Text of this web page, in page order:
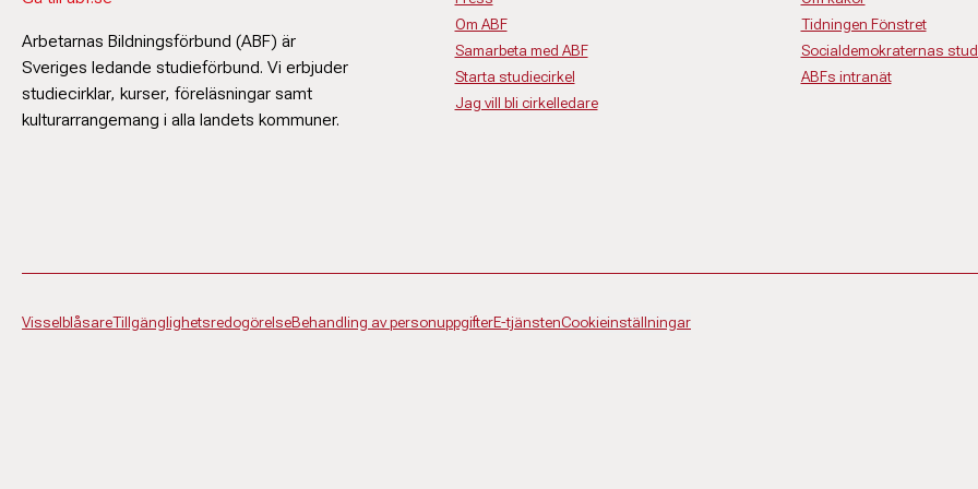
Arbetarnas Bildningsförbund (ABF) är
Sveriges ledande studieförbund. Vi erbjuder
studiecirklar, kurser, föreläsningar samt
kulturarrangemang i alla landets kommuner.
Om ABF
Samarbeta med ABF
Starta studiecirkel
Jag vill bli cirkelledare
Tidningen Fönstret
Socialdemokraternas
ABFs intranät
VisselblåsareTillgänglighetsredogörelseBehandling av personuppgifterE-tjänstenCookieinställningar